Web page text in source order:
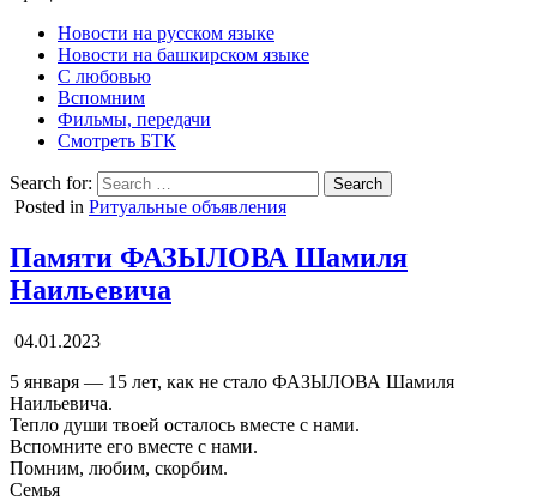
Новости на русском языке
Новости на башкирском языке
С любовью
Вспомним
Фильмы, передачи
Смотреть БТК
Search for:
Posted in Ритуальные объявления
Памяти ФАЗЫЛОВА Шамиля
Наильевича
04.01.2023
5 января — 15 лет, как не стало ФАЗЫЛОВА Шамиля
Наильевича.
Тепло души твоей осталось вместе с нами.
Вспомните его вместе с нами.
Помним, любим, скорбим.
Семья